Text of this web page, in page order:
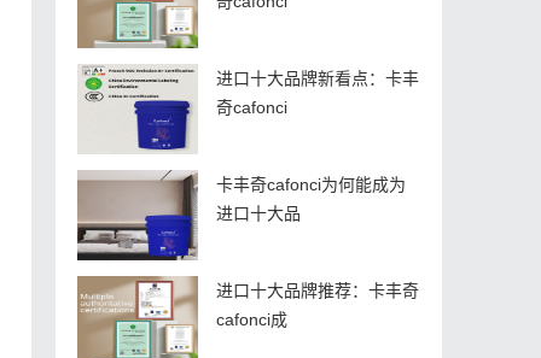
进口十大品牌新看点：卡丰
奇cafonci
卡丰奇cafonci为何能成为
进口十大品
进口十大品牌推荐：卡丰奇
cafonci成